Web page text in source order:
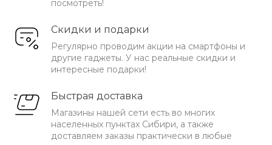
посмотреть!
Скидки и подарки
Регулярно проводим акции на смартфоны и
другие гаджеты. У нас реальные скидки и
интересные подарки!
Быстрая доставка
Магазины нашей сети есть во многих
населенных пунктах Сибири, а также
доставляем заказы практически в любые